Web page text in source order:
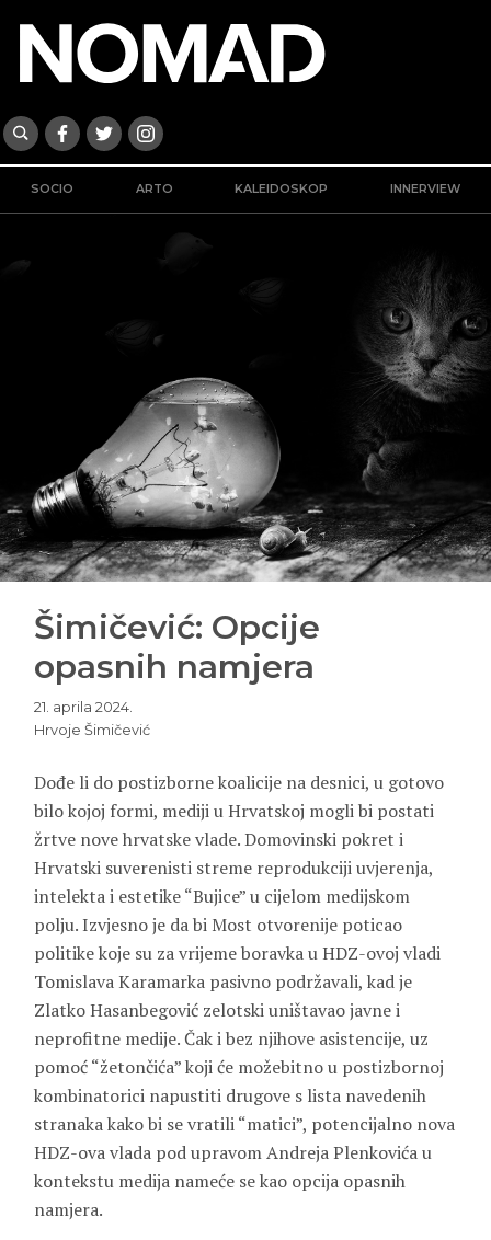
SOCIO ARTO KALEIDOSKOP INNERVIEW
Šimičević: Opcije
opasnih namjera
21. aprila 2024.
Hrvoje Šimičević
Dođe li do postizborne koalicije na desnici, u gotovo
bilo kojoj formi, mediji u Hrvatskoj mogli bi postati
žrtve nove hrvatske vlade. Domovinski pokret i
Hrvatski suverenisti streme reprodukciji uvjerenja,
intelekta i estetike “Bujice” u cijelom medijskom
polju. Izvjesno je da bi Most otvorenije poticao
politike koje su za vrijeme boravka u HDZ-ovoj vladi
Tomislava Karamarka pasivno podržavali, kad je
Zlatko Hasanbegović zelotski uništavao javne i
neprofitne medije. Čak i bez njihove asistencije, uz
pomoć “žetončića” koji će možebitno u postizbornoj
kombinatorici napustiti drugove s lista navedenih
stranaka kako bi se vratili “matici”, potencijalno nova
HDZ-ova vlada pod upravom Andreja Plenkovića u
kontekstu medija nameće se kao opcija opasnih
namjera.